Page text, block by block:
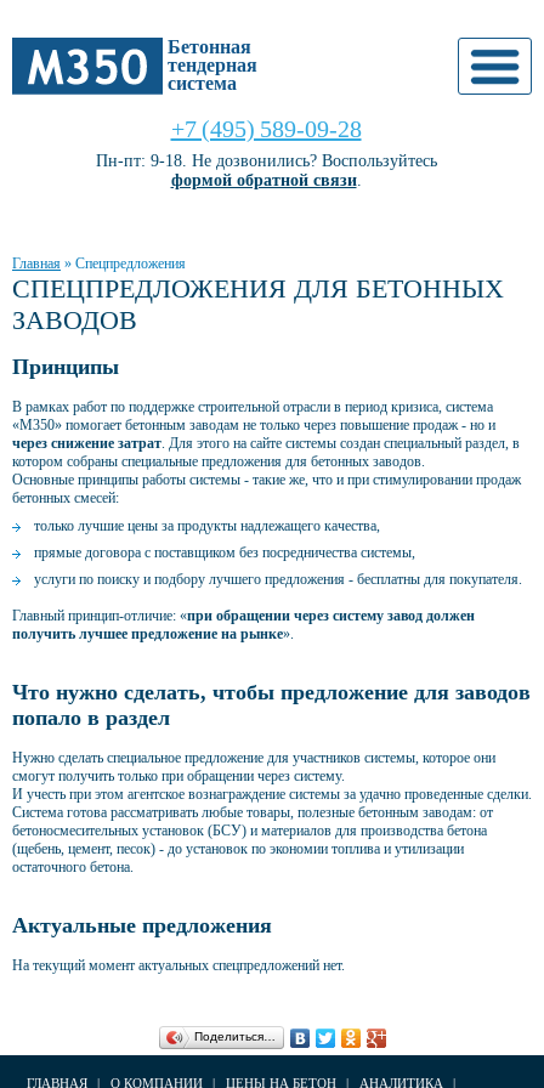
Бетонная
тендерная
система
+7 (495) 589-09-28
Пн-пт: 9-18. Не дозвонились? Воспользуйтесь
формой обратной связи.
Главная » Спецпредложения
СПЕЦПРЕДЛОЖЕНИЯ ДЛЯ БЕТОННЫХ
ЗАВОДОВ
Принципы
В рамках работ по поддержке строительной отрасли в период кризиса, система
«М350» помогает бетонным заводам не только через повышение продаж - но и
через снижение затрат. Для этого на сайте системы создан специальный раздел, в
котором собраны специальные предложения для бетонных заводов.
Основные принципы работы системы - такие же, что и при стимулировании продаж
бетонных смесей:
только лучшие цены за продукты надлежащего качества,
прямые договора с поставщиком без посредничества системы,
услуги по поиску и подбору лучшего предложения - бесплатны для покупателя.
Главный принцип-отличие: «при обращении через систему завод должен
получить лучшее предложение на рынке».
Что нужно сделать, чтобы предложение для заводов
попало в раздел
Нужно сделать специальное предложение для участников системы, которое они
смогут получить только при обращении через систему.
И учесть при этом агентское вознаграждение системы за удачно проведенные сделки.
Система готова рассматривать любые товары, полезные бетонным заводам: от
бетоносмесительных установок (БСУ) и материалов для производства бетона
(щебень, цемент, песок) - до установок по экономии топлива и утилизации
остаточного бетона.
Актуальные предложения
На текущий момент актуальных спецпредложений нет.
Поделиться…
ГЛАВНАЯ | О КОМПАНИИ | ЦЕНЫ НА БЕТОН | АНАЛИТИКА |